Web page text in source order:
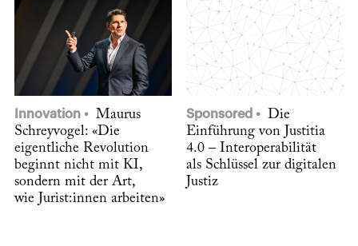
Innovation
Maurus
Schreyvogel: «Die
eigentliche Revolution
beginnt nicht mit KI,
sondern mit der Art,
wie Jurist:innen arbeiten»
Sponsored
Die
Einführung von Justitia
4.0 – Interoperabilität
als Schlüssel zur digitalen
Justiz